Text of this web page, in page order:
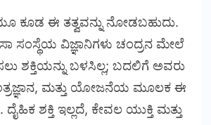
ಕೂಡ ಈ ತತ್ವವನ್ನು ನೋಡಬಹುದು.
ಸಂಸ್ಥೆಯ ವಿಜ್ಞಾನಿಗಳು ಚಂದ್ರನ ಮೇಲೆ
ಶಕ್ತಿಯನ್ನು ಬಳಸಿಲ್ಲ; ಬದಲಿಗೆ ಅವರು
ಮತ್ತು ಯೋಜನೆಯ ಮೂಲಕ ಈ
ಶಕ್ತಿ ಇಲ್ಲದೆ, ಕೇವಲ ಯುಕ್ತಿ ಮತ್ತು